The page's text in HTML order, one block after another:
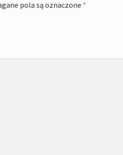
pola są oznaczone *